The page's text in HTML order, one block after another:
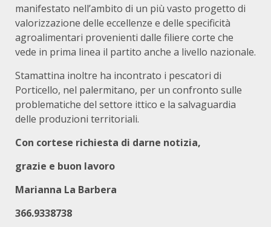
manifestato nell’ambito di un più vasto progetto di
valorizzazione delle eccellenze e delle specificità
agroalimentari provenienti dalle filiere corte che
vede in prima linea il partito anche a livello nazionale.
Stamattina inoltre ha incontrato i pescatori di
Porticello, nel palermitano, per un confronto sulle
problematiche del settore ittico e la salvaguardia
delle produzioni territoriali.
Con cortese richiesta di darne notizia,
grazie e buon lavoro
Marianna La Barbera
366.9338738